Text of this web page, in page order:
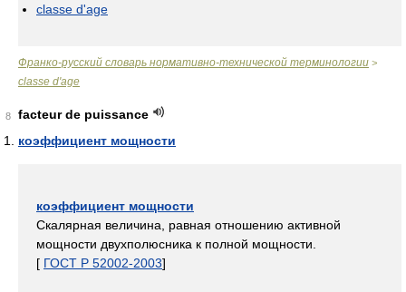
classe d'age
Франко-русский словарь нормативно-технической терминологии >
classe d'age
8
facteur de puissance
коэффициент мощности
коэффициент мощности
Скалярная величина, равная отношению активной
мощности двухполюсника к полной мощности.
[ ГОСТ Р 52002-2003]